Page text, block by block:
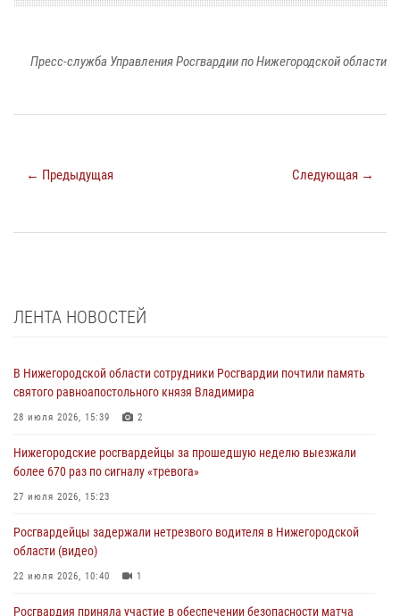
Пресс-служба Управления Росгвардии по Нижегородской области
← Предыдущая Следующая →
ЛЕНТА НОВОСТЕЙ
В Нижегородской области сотрудники Росгвардии почтили память
святого равноапостольного князя Владимира
28 июля 2026, 15:39 2
Нижегородские росгвардейцы за прошедшую неделю выезжали
более 670 раз по сигналу «тревога»
27 июля 2026, 15:23
Росгвардейцы задержали нетрезвого водителя в Нижегородской
области (видео)
22 июля 2026, 10:40 1
Росгвардия приняла участие в обеспечении безопасности матча